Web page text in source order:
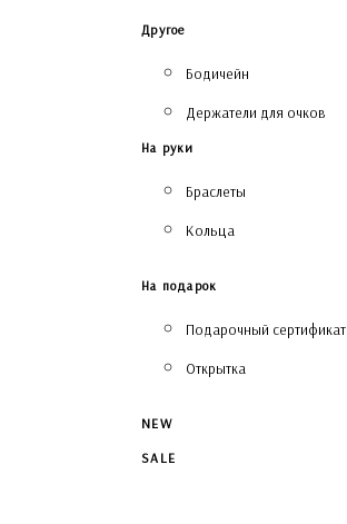
Другое
Бодичейн
Держатели для очков
На руки
Браслеты
Кольца
На подарок
Подарочный сертификат
Открытка
NEW
SALE